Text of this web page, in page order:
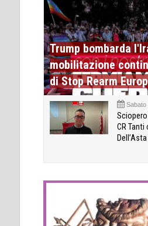
Trump bombarda
mobilitazione
di Stop Rearm
Sabato
Sciopero
CR Tanti